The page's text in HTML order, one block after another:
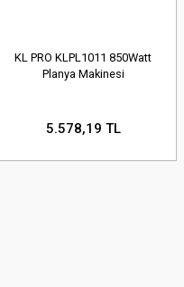
KL PRO KLPL1011 850Watt
Planya Makinesi
5.578,19 TL